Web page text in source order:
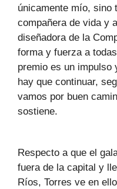
únicamente mío, sino
compañera de vida y
diseñadora de la
forma y fuerza a
premio es un impulso
hay que continuar,
vamos por buen
sostiene.
Respecto a que el
fuera de la capital y
Ríos, Torres ve en